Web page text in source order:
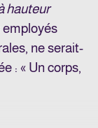
hauteur
employés
ne serait-
: « Un corps,